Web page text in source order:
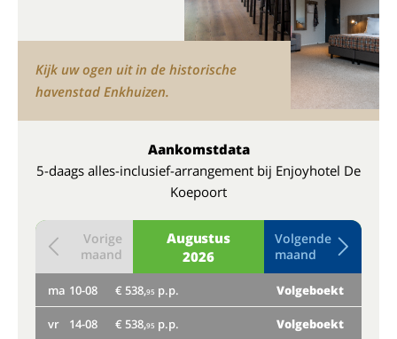
Kijk uw ogen uit in de historische
havenstad Enkhuizen.
Aankomstdata
5-daags alles-inclusief-arrangement bij Enjoyhotel De
Koepoort
Augustus
2026
Vorige
maand
Volgende
maand
ma 10-08 € 538,95 p.p. Volgeboekt
vr 14-08 € 538,95 p.p. Volgeboekt